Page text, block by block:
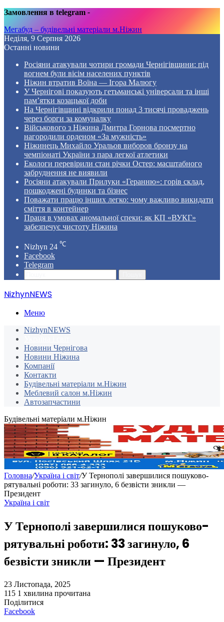
Замовлення в telegram -
Мегабуд – будівельні матеріали м.Ніжин
Неділя, 9 Серпня 2026
Останні новини
Росіяни атакували чотири громади Чернігівщини: під
вогнем були вісім населених пунктів
Ніжин втратив Воїна — Ігора Малюгу
У Чернігові показують гетьманські універсали та інші
пам’ятки козацької доби
На Чернігівщині відкрили понад 3 тисячі проваджень
через борги за комуналку
Військового з Ніжина Дмитра Горнова посмертно
нагородили орденом «За мужність»
Ніжинець Михайло Уральов виборов бронзу на
чемпіонаті України з пара легкої атлетики
Екологи перевірили стан річки Остер: масштабного
забруднення не виявили
Росіяни атакували Прилуки «Геранню»: горів склад,
пошкоджені будинки та бізнес
Поважати працю інших легко: чому важливо викидати
сміття в контейнер
Праця в умовах аномальної спеки: як КП «ВУКГ»
забезпечує чистоту Ніжина
Nizhyn 24 ℃
Facebook
Telegram
NizhynNEWS
Меню
NizhynNEWS
Новини Чернігова
Новини Ніжина
Компанії
Контакти
Будівельні матеріали м.Ніжин
Меблевий салон м.Ніжин
Автозапчастини
Будівельні матеріали м.Ніжин
Головна/Україна і світ/У Тернополі завершилися пошуково-
рятувальні роботи: 33 загинуло, 6 безвісти зникли —
Президент
Україна і світ
У Тернополі завершилися пошуково-
рятувальні роботи: 33 загинуло, 6
безвісти зникли — Президент
23 Листопада, 2025
115 1 хвилина прочитана
Поділитися
Facebook